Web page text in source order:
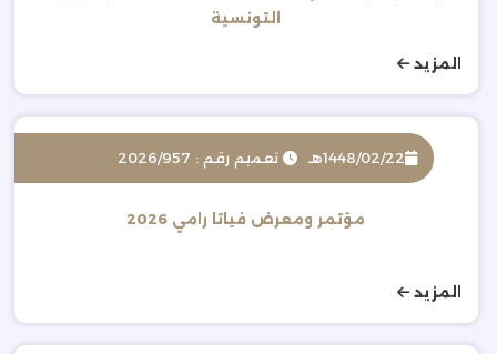
التونسية
المزيد
1448/02/22هـ تعميم رقم : 2026/957
مؤتمر ومعرض فياتا رامي 2026
المزيد